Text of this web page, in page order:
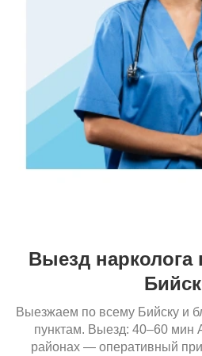
Выезд нарколога
Выезжаем по всему Бийску и
пунктам. Выезд: 40–60 мин
районах — оперативный